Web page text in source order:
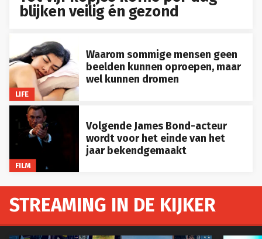
blijken veilig én gezond
LIFE
Waarom sommige mensen geen
beelden kunnen oproepen, maar
wel kunnen dromen
FILM
Volgende James Bond-acteur
wordt voor het einde van het
jaar bekendgemaakt
STREAMING IN DE KIJKER